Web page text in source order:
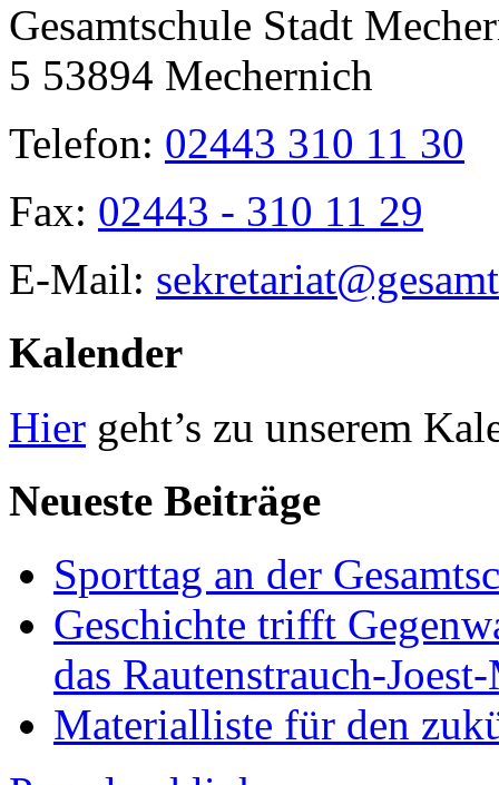
Gesamtschule Stadt
5 53894 Mechernich
Telefon: 02443 310 11 30
Fax: 02443 - 310 11 29
E-Mail:
Kalender
Hier geht’s zu unserem
Neueste Beiträge
Sporttag an der
Geschichte trifft
das Rautenstrauch-
Materialliste für den